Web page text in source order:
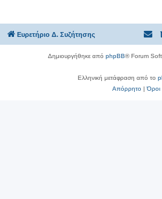
Ευρετήριο Δ. Συζήτησης
Δημιουργήθηκε από phpBB® Forum
Ελληνική μετάφραση από το
Απόρρητο|Όροι